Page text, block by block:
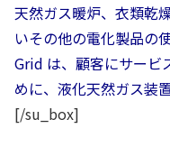
天然ガス暖炉、衣類乾
いその他の電化製品の
Grid は、顧客にサービ
めに、液化天然ガス装
[/su_box]